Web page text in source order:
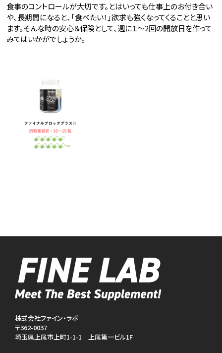
食事のコントロールが大切です。とはいっても仕事上のお付き合い
や、長期間になると、「食べたい！」欲求も強くなってくることと思い
ます。そんな時の安心＆保険として、週に１～2回の開放日を作って
みてはいかがでしょうか。
株式会社ファイン・ラボ
〒362-0037
埼玉県上尾市上町1-1-1 上尾第一ビル1F